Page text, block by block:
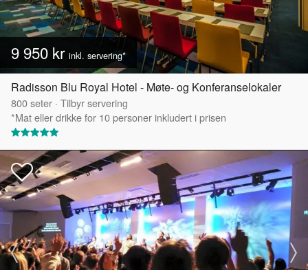
9 950 kr inkl. servering*
Radisson Blu Royal Hotel - Møte- og Konferanselokaler
800seter · Tilbyr servering
*Mat eller drikke for 10 personer inkludert i prisen